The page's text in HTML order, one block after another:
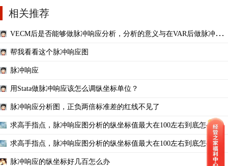
相关推荐
VECM后是否能够做脉冲响应分析，分析的意义与在VAR后做脉冲响
帮我看看这个脉冲响应图
脉冲响应
用Stata做脉冲响应该怎么调纵坐标单位？
脉冲响应分析图，正负两倍标准差的红线不见了
求高手指点，脉冲响应图分析的纵坐标值最大在100左右到底怎么解
求高手指点，脉冲响应图分析的纵坐标值最大在100左右到底怎么解
脉冲响应的纵坐标好几百怎么办